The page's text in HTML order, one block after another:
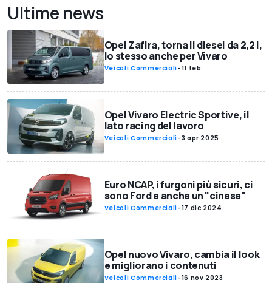
Ultime news
Opel Zafira, torna il diesel da 2,2 l,
lo stesso anche per Vivaro
Veicoli Commerciali-11 feb
Opel Vivaro Electric Sportive, il
lato racing del lavoro
Veicoli Commerciali-3 apr 2025
Euro NCAP, i furgoni più sicuri, ci
sono Ford e anche un "cinese"
Veicoli Commerciali-17 dic 2024
Opel nuovo Vivaro, cambia il look
e migliorano i contenuti
Veicoli Commerciali-16 nov 2023